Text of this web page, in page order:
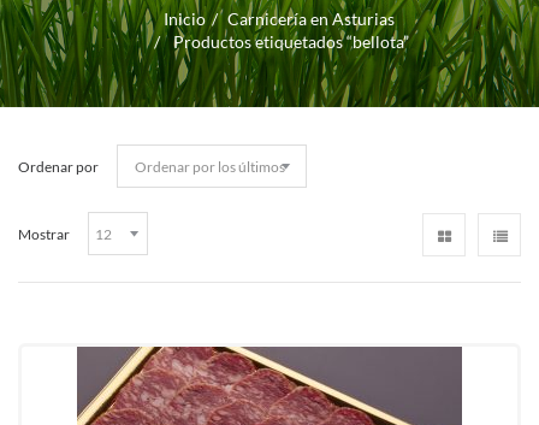
Inicio
Carnicería en Asturias
Productos etiquetados “bellota”
Ordenar por
Mostrar